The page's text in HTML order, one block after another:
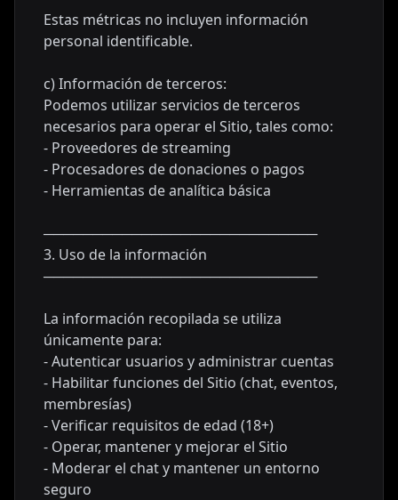
Estas métricas no incluyen información
personal identificable.
c) Información de terceros:
Podemos utilizar servicios de terceros
necesarios para operar el Sitio, tales como:
- Proveedores de streaming
- Procesadores de donaciones o pagos
- Herramientas de analítica básica
────────────────────────────
3. Uso de la información
────────────────────────────
La información recopilada se utiliza
únicamente para:
- Autenticar usuarios y administrar cuentas
- Habilitar funciones del Sitio (chat, eventos,
membresías)
- Verificar requisitos de edad (18+)
- Operar, mantener y mejorar el Sitio
- Moderar el chat y mantener un entorno
seguro